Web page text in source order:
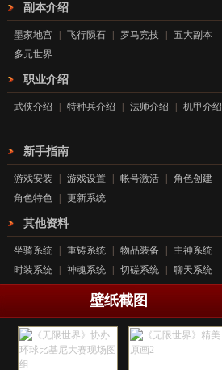
副本介绍
墨家地宫 飞行陨石 罗马竞技
五大副本
多元世界
职业介绍
武侠介绍 特种兵介绍 法师介绍 机甲介绍
新手指南
游戏安装 游戏设置 帐号激活
角色创建
角色特色
更新系统
其他资料
坐骑系统 重铸系统 物品装备
主神系统
时装系统
神魂系统 切磋系统 聊天系统
壁纸截图